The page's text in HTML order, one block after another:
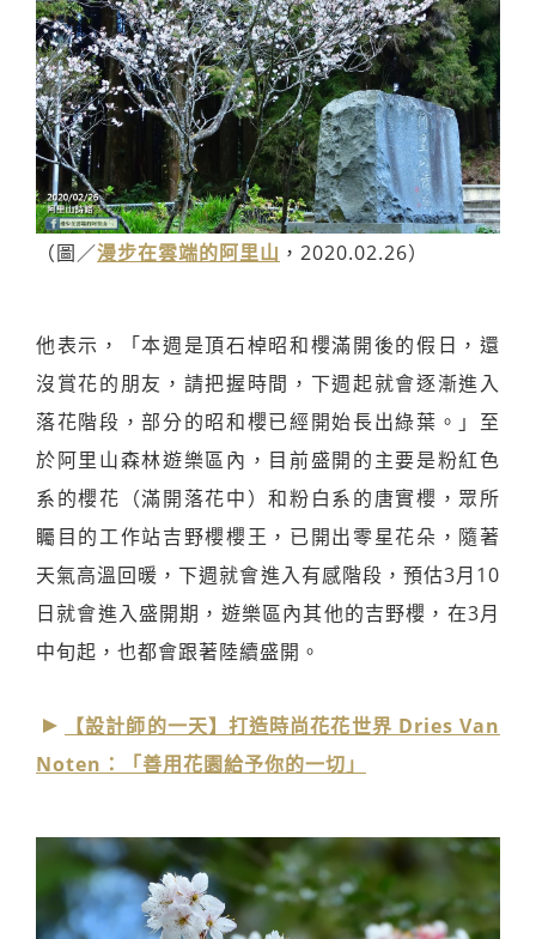
（圖／漫步在雲端的阿里山 ，2020.02.26）
他表示，「本週是頂石棹昭和櫻滿開後的假日，還
沒賞花的朋友，請把握時間，下週起就會逐漸進入
落花階段，部分的昭和櫻已經開始長出綠葉。」至
於阿里山森林遊樂區內，目前盛開的主要是粉紅色
系的櫻花（滿開落花中）和粉白系的唐實櫻，眾所
矚目的工作站吉野櫻櫻王，已開出零星花朵，隨著
天氣高溫回暖，下週就會進入有感階段，預估3月10
日就會進入盛開期，遊樂區內其他的吉野櫻，在3月
中旬起，也都會跟著陸續盛開。
【設計師的一天】打造時尚花花世界 Dries Van
Noten：「善用花園給予你的一切」